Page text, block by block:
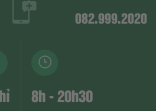
082.999.2020
8h - 20h30